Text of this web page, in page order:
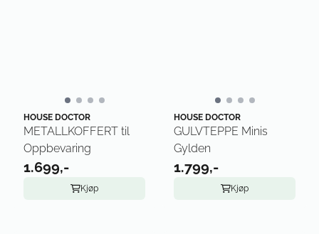
HOUSE DOCTOR
METALLKOFFERT til
Oppbevaring
1.699,-
Kjøp
HOUSE DOCTOR
GULVTEPPE Minis
Gylden
1.799,-
Kjøp